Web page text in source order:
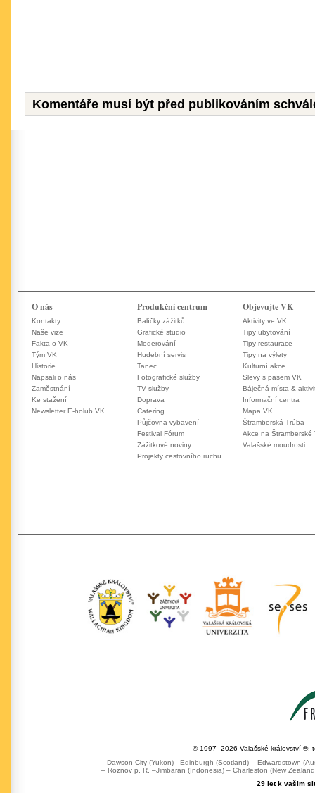
Komentáře musí být před publikováním
O nás
Kontakty
Naše vize
Fakta o VK
Tým VK
Historie
Napsali o nás
Zaměstnání
Ke stažení
Newsletter E-holub VK
Produkční centrum
Balíčky zážitků
Grafické studio
Moderování
Hudební servis
Tanec
Fotografické služby
TV služby
Doprava
Catering
Půjčovna vybavení
Festival Fórum
Zážitkové noviny
Projekty cestovního ruchu
Objevujte VK
Aktivity ve VK
Tipy ubytování
Tipy restaurace
Tipy na výlety
Kulturní akce
Slevy s pasem VK
Báječná místa &
Informační centra
Mapa VK
Štramberská Trúba
Akce na Štramberské
Valašské moudrosti
© 1997- 2026 Valašské království ®,
Dawson City (Yukon)– Edinburgh (Scotland) – Edwardstown
– Roznov p. R. –Jimbaran (Indonesia) – Charleston (New
29 let k vašim